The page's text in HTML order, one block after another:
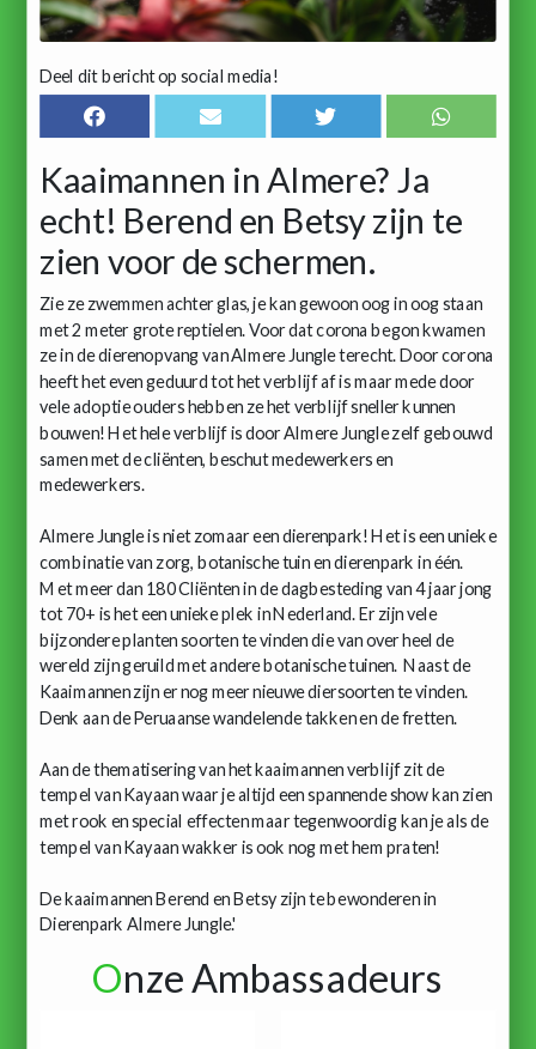
Deel dit bericht op social media!
Kaaimannen in Almere? Ja
echt! Berend en Betsy zijn te
zien voor de schermen.
Zie ze zwemmen achter glas, je kan gewoon oog in oog staan
met 2 meter grote reptielen. Voor dat corona begon kwamen
ze in de dierenopvang van Almere Jungle terecht. Door corona
heeft het even geduurd tot het verblijf af is maar mede door
vele adoptie ouders hebben ze het verblijf sneller kunnen
bouwen! Het hele verblijf is door Almere Jungle zelf gebouwd
samen met de cliënten, beschut medewerkers en
medewerkers.
Almere Jungle is niet zomaar een dierenpark! Het is een unieke
combinatie van zorg, botanische tuin en dierenpark in één.
Met meer dan 180 Cliënten in de dagbesteding van 4 jaar jong
tot 70+ is het een unieke plek in Nederland. Er zijn vele
bijzondere planten soorten te vinden die van over heel de
wereld zijn geruild met andere botanische tuinen. Naast de
Kaaimannen zijn er nog meer nieuwe diersoorten te vinden.
Denk aan de Peruaanse wandelende takken en de fretten.
Aan de thematisering van het kaaimannen verblijf zit de
tempel van Kayaan waar je altijd een spannende show kan zien
met rook en special effecten maar tegenwoordig kan je als de
tempel van Kayaan wakker is ook nog met hem praten!
De kaaimannen Berend en Betsy zijn te bewonderen in
Dierenpark Almere Jungle.'
Onze Ambassadeurs